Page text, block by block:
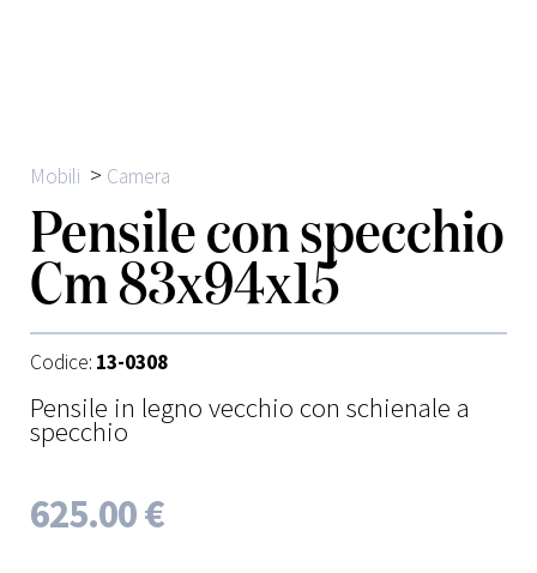
Mobili > Camera
Pensile con specchio
Cm 83x94x15
Codice: 13-0308
Pensile in legno vecchio con schienale a
specchio
625.00 €